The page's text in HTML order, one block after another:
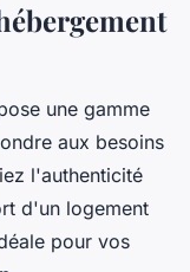
une gamme
aux besoins
l'authenticité
d'un logement
pour vos